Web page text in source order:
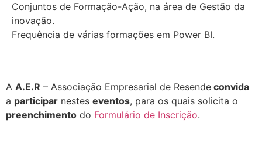
Conjuntos de Formação-Ação, na área de Gestão da
inovação.
Frequência de várias formações em Power BI.
A A.E.R – Associação Empresarial de Resende convida
a participar nestes eventos, para os quais solicita o
preenchimento do Formulário de Inscrição.